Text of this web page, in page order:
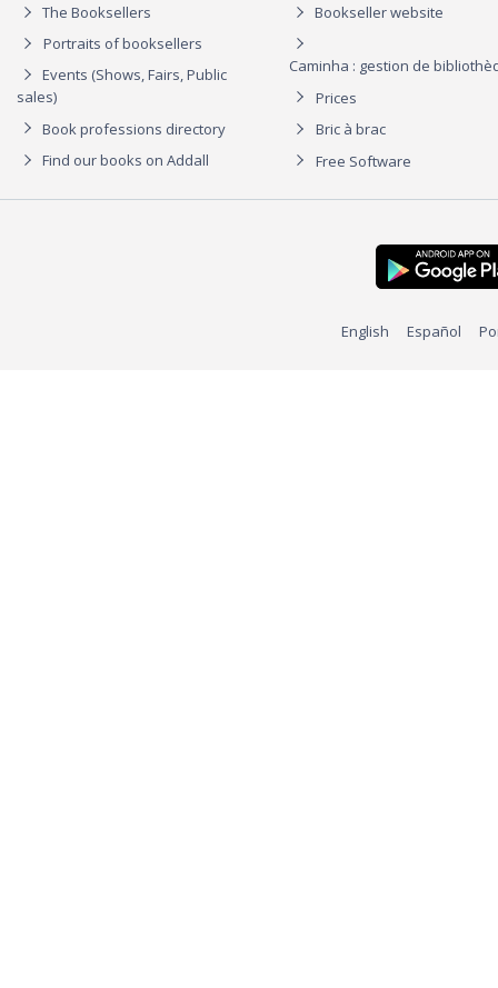
The Booksellers
Portraits of booksellers
Events (Shows, Fairs, Public
sales)
Book professions directory
Find our books on Addall
Bookseller website
Caminha : gestion de
Prices
Bric à brac
Free Software
English Español